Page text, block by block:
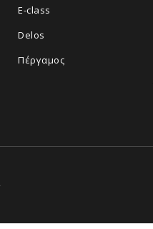
E-class
Delos
Πέργαμος